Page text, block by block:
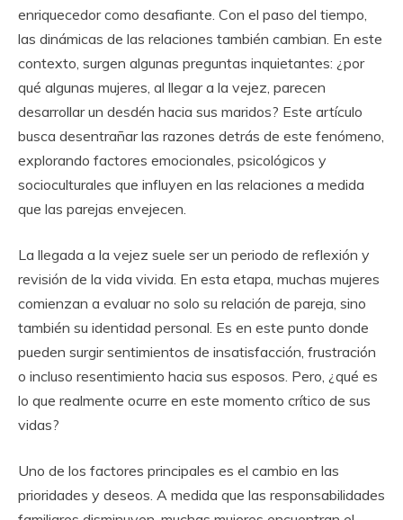
enriquecedor como desafiante. Con el paso del tiempo,
las dinámicas de las relaciones también cambian. En este
contexto, surgen algunas preguntas inquietantes: ¿por
qué algunas mujeres, al llegar a la vejez, parecen
desarrollar un desdén hacia sus maridos? Este artículo
busca desentrañar las razones detrás de este fenómeno,
explorando factores emocionales, psicológicos y
socioculturales que influyen en las relaciones a medida
que las parejas envejecen.
La llegada a la vejez suele ser un periodo de reflexión y
revisión de la vida vivida. En esta etapa, muchas mujeres
comienzan a evaluar no solo su relación de pareja, sino
también su identidad personal. Es en este punto donde
pueden surgir sentimientos de insatisfacción, frustración
o incluso resentimiento hacia sus esposos. Pero, ¿qué es
lo que realmente ocurre en este momento crítico de sus
vidas?
Uno de los factores principales es el cambio en las
prioridades y deseos. A medida que las responsabilidades